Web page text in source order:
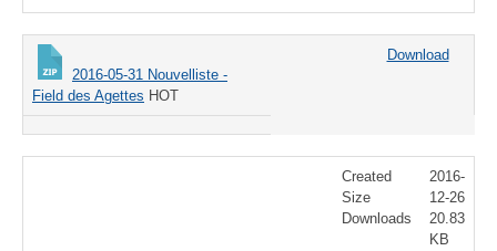
2016-05-31 Nouvelliste -
Field des Agettes HOT
Download
Created
Size
Downloads
2016-
12-26
20.83
KB